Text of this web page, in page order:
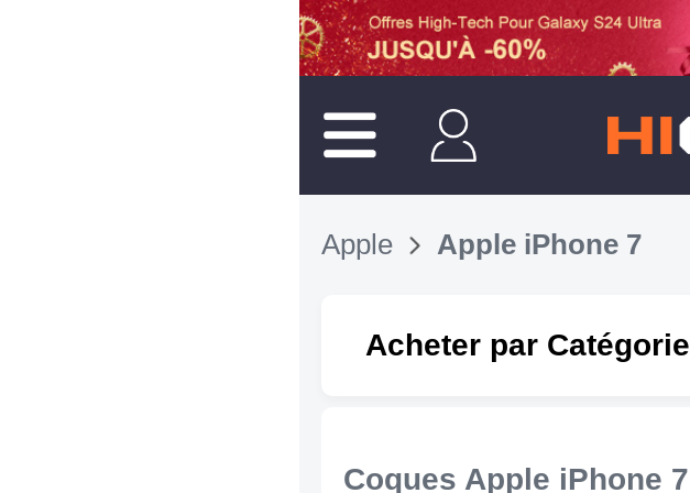
Apple Apple iPhone 7
Acheter par Catégorie
Coques Apple iPhone 7